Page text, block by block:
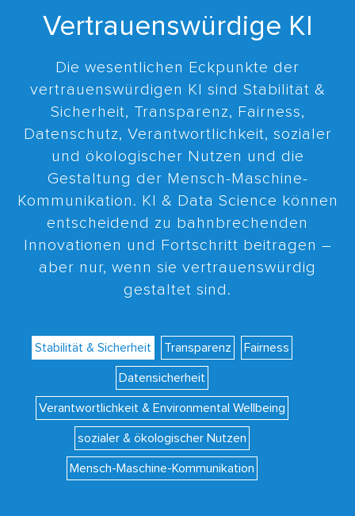
Vertrauenswürdige KI
Die wesentlichen Eckpunkte der
vertrauenswürdigen KI sind Stabilität &
Sicherheit, Transparenz, Fairness,
Datenschutz, Verantwortlichkeit, sozialer
und ökologischer Nutzen und die
Gestaltung der Mensch-Maschine-
Kommunikation. KI & Data Science können
entscheidend zu bahnbrechenden
Innovationen und Fortschritt beitragen –
aber nur, wenn sie vertrauenswürdig
gestaltet sind.
Stabilität & Sicherheit Transparenz Fairness
Datensicherheit
Verantwortlichkeit & Environmental Wellbeing
sozialer & ökologischer Nutzen
Mensch-Maschine-Kommunikation